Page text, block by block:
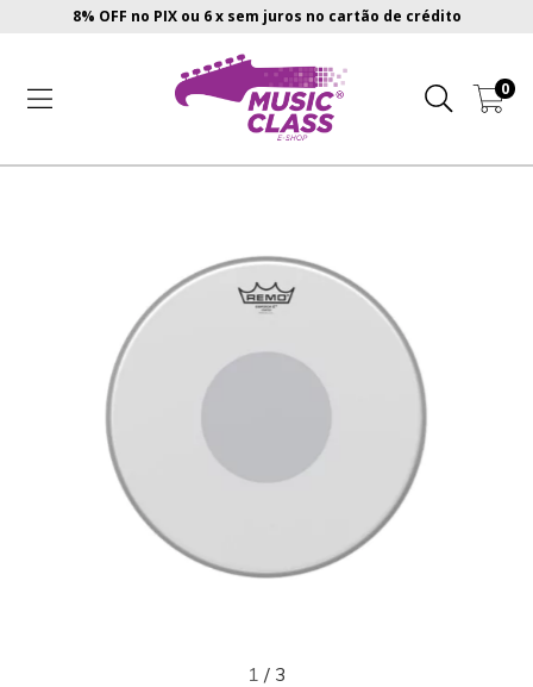
8% OFF no PIX ou 6 x sem juros no cartão de crédito
0
1 / 3